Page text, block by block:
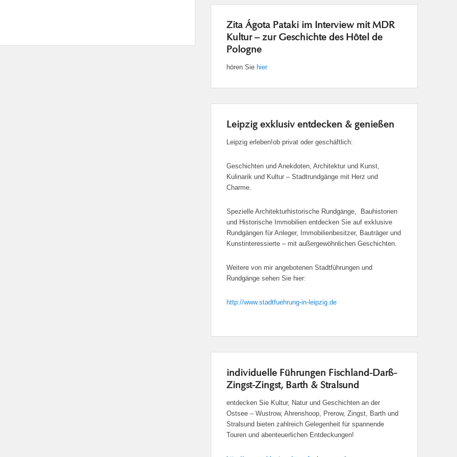
Zita Ágota Pataki im Interview mit MDR
Kultur – zur Geschichte des Hôtel de
Pologne
hören Sie hier
Leipzig exklusiv entdecken & genießen
Leipzig erleben!ob privat oder geschäftlich:
Geschichten und Anekdoten, Architektur und Kunst,
Kulinarik und Kultur – Stadtrundgänge mit Herz und
Charme.
Spezielle Architekturhistorische Rundgänge, Bauhistorien
und Historische Immobilien entdecken Sie auf exklusive
Rundgängen für Anleger, Immobilienbesitzer, Bauträger und
Kunstinteressierte – mit außergewöhnlichen Geschichten.
Weitere von mir angebotenen Stadtführungen und
Rundgänge sehen Sie hier:
http://www.stadtfuehrung-in-leipzig.de
individuelle Führungen Fischland-Darß-
Zingst-Zingst, Barth & Stralsund
entdecken Sie Kultur, Natur und Geschichten an der
Ostsee – Wustrow, Ahrenshoop, Prerow, Zingst, Barth und
Stralsund bieten zahlreich Gelegenheit für spannende
Touren und abenteuerlichen Entdeckungen!